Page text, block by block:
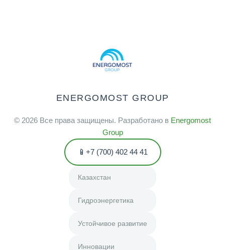
ENERGOMOST GROUP
© 2026 Все права защищены. Разработано в Energomost
Group
+7 (700) 402 44 41
Казахстан
Гидроэнергетика
Устойчивое развитие
Инновации